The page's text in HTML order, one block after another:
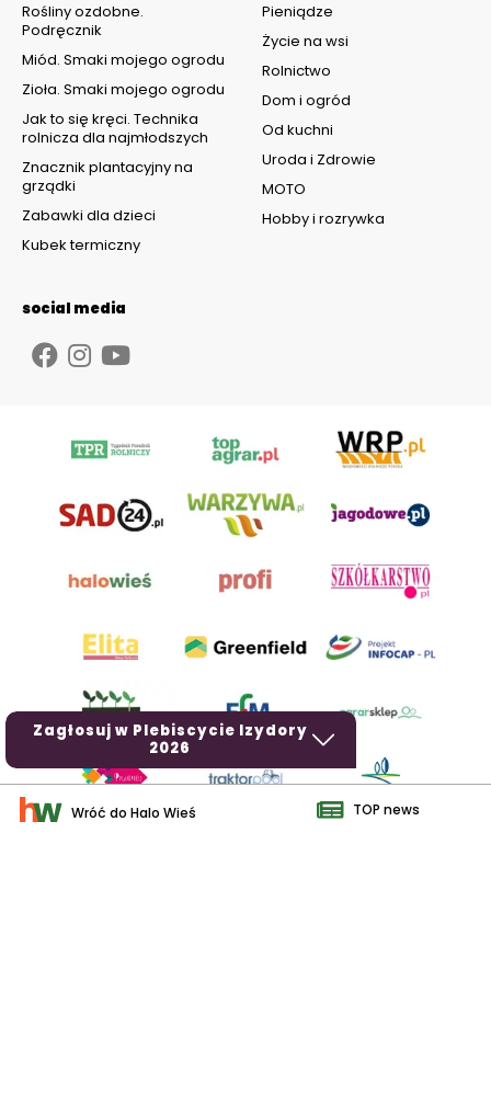
Zagłosuj w Plebiscycie Izydory
2026
Pieniądze
Życie na wsi
Rolnictwo
Dom i ogród
Od kuchni
Uroda i Zdrowie
MOTO
Hobby i rozrywka
Rośliny ozdobne.
Podręcznik
Miód. Smaki mojego ogrodu
Zioła. Smaki mojego ogrodu
Jak to się kręci. Technika
rolnicza dla najmłodszych
Znacznik plantacyjny na
grządki
Zabawki dla dzieci
Kubek termiczny
social media
Wróć do Halo Wieś TOP news